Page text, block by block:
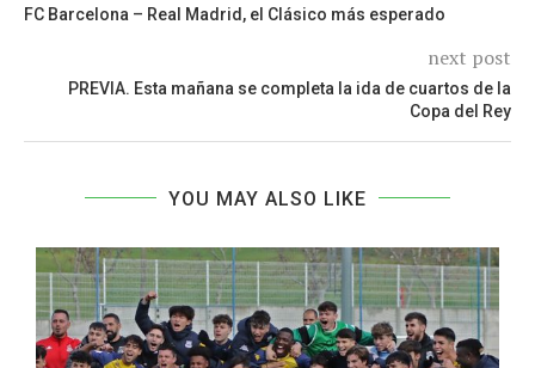
FC Barcelona – Real Madrid, el Clásico más esperado
next post
PREVIA. Esta mañana se completa la ida de cuartos de la
Copa del Rey
YOU MAY ALSO LIKE